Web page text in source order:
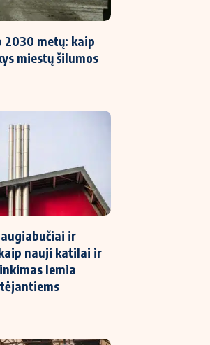
2030 metų: kaip
miestų šilumos
ir
nauji katilai ir
lemia